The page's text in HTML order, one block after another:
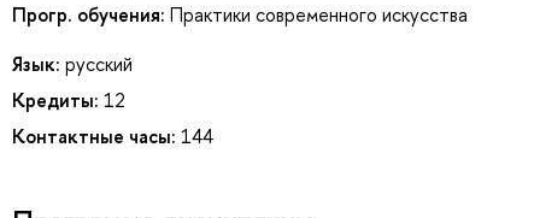
Прогр. обучения: Практики современного искусства
Язык: русский
Кредиты: 12
Контактные часы: 144